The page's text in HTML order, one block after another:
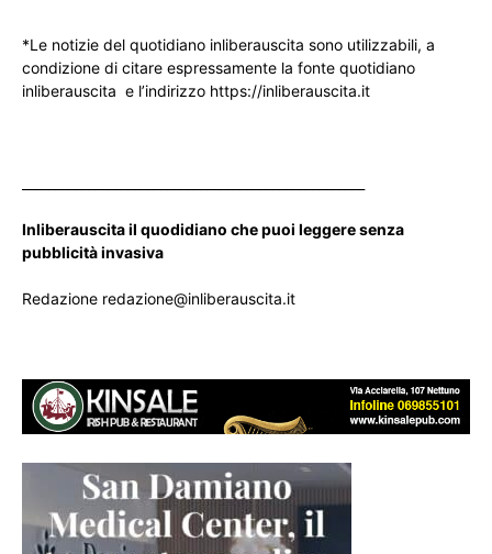
*Le notizie del quotidiano inliberauscita sono utilizzabili, a
condizione di citare espressamente la fonte quotidiano
inliberauscita e l’indirizzo https://inliberauscita.it
Inliberauscita il quodidiano che puoi leggere senza
pubblicità invasiva
Redazione redazione@inliberauscita.it